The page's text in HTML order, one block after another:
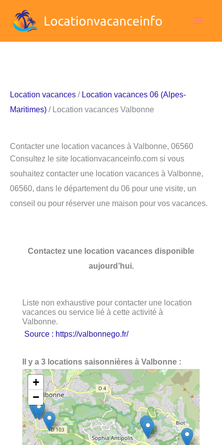
Location vacances / Location vacances 06 (Alpes-
Maritimes) / Location vacances Valbonne
Contacter une location vacances à Valbonne, 06560
Consultez le site locationvacanceinfo.com si vous
souhaitez contacter une location vacances à Valbonne,
06560, dans le département du 06 pour une visite, un
conseil ou pour réserver une maison pour vos vacances.
Contactez une location vacances disponible
aujourd’hui.
Liste non exhaustive pour contacter une location
vacances ou service lié à cette activité à
Valbonne.
Source : https://valbonnego.fr/
Il y a 3 locations saisonnières à Valbonne :
+
−